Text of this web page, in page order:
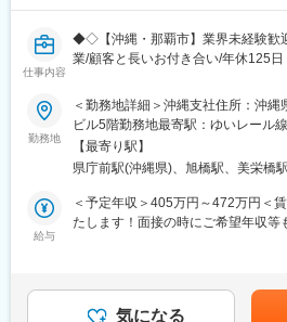
とはめったにございません。また現
おり、派遣社員が超過労働にならな
＼当社で働く魅力／
・無期雇用派遣社員としてご契約と
だくことが可能です。
・当社の取引先は60%程度が大手企
較的早期に大規模案件に携わるこ
い環境です。もちろん、中小企業と
＼当社ってどんな会社？／
仕事内容
◆◇【沖縄・那覇市】業界未経験歓
業/顧客と長いお付き合い/年休125
■業務内容：
求人広告（タウンワーク、リクナビ
ら、申込書作成～原稿発注～掲載後
ーを行う営業・事務業務をお任せし
（1）既存顧客へ営業同行：
お客様の採用ニーズや課題をヒア
す。
（3）効果振返りの訪問：
掲載後はレポートを制作し、お客様
勤務地
＜勤務地詳細＞沖縄支社住所：沖
ビル5階勤務地最寄駅：ゆいレール
屋内全面禁煙変更の範囲：会社の定
【最寄り駅】
県庁前駅(沖縄県)、旭橋駅、美栄橋駅
給与
＜予定年収＞405万円～472万円＜
たします！面接の時にご希望年収等
350,000円（一律手当を含む）＜昇
気になる